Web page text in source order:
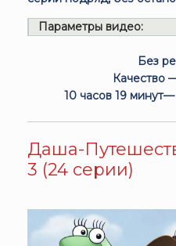
Параметры видео:
Без
Качество
10 часов 19
Даша-
3 (24 серии)